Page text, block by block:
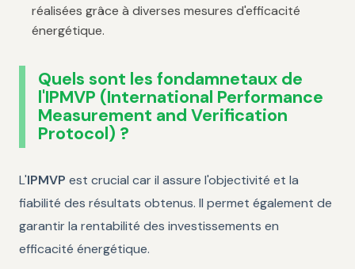
réalisées grâce à diverses mesures d'efficacité
énergétique.
Quels sont les fondamnetaux de
l'IPMVP (International Performance
Measurement and Verification
Protocol) ?
L'IPMVP est crucial car il assure l'objectivité et la
fiabilité des résultats obtenus. Il permet également de
garantir la rentabilité des investissements en
efficacité énergétique.